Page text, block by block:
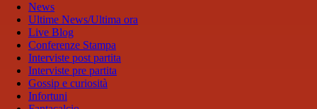
News
Ultime News/Ultima ora
Live Blog
Conferenze Stampa
Interviste post partita
Interviste pre partita
Gossip e curiosità
Infortuni